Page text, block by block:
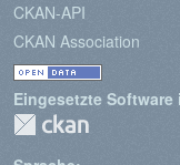
CKAN-API
CKAN Association
Eingesetzte Software